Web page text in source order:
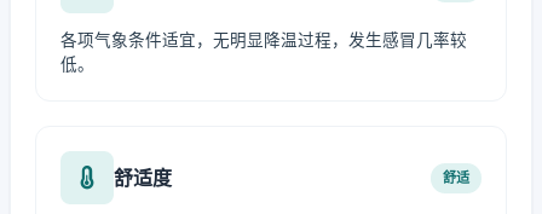
各项气象条件适宜，无明显降温过程，发生感冒几率较
低。
舒适度 舒适